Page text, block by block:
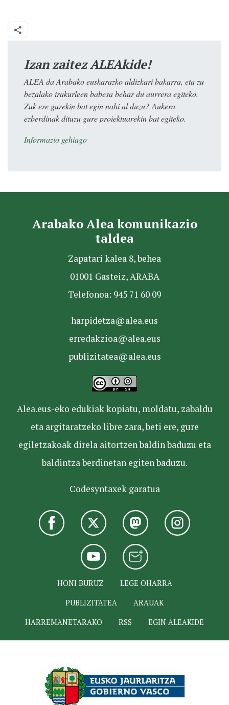
Izan zaitez ALEAkide!
ALEA da Arabako euskarazko aldizkari bakarra, eta zu
bezalako irakurleen babesa behar du aurrera egiteko.
Zuk ere gurekin bat egin nahi al duzu? Aukera
ezberdinak dituzu gure proiektuarekin bat egiteko.
Informazio gehiago
Arabako Alea komunikazio
taldea
Zapatari kalea 8, behea
01001 Gasteiz, ARABA
Telefonoa: 945 71 60 09
harpidetza@alea.eus
erredakzioa@alea.eus
publizitatea@alea.eus
Alea.eus-eko edukiak kopiatu, moldatu, zabaldu
eta argitaratzeko libre zara, beti ere, gure
egiletzakoak direla aitortzen baldin baduzu eta
baldintza berdinetan egiten baduzu.
Codesyntaxek garatua
HONI BURUZ
LEGE OHARRA
PUBLIZITATEA
ARAUAK
HARREMANETARAKO
RSS EGIN ALEAKIDE